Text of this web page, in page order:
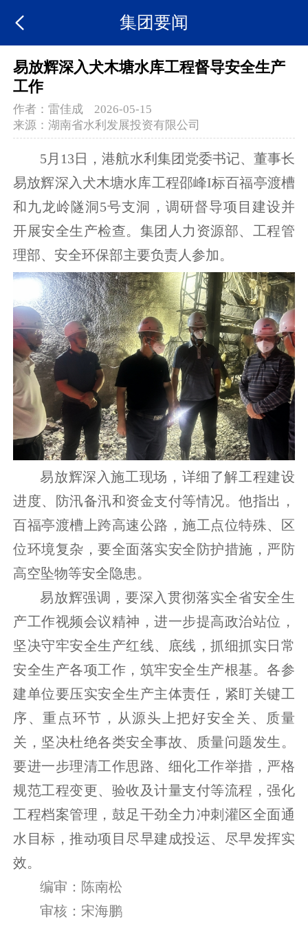
集团要闻
易放辉深入犬木塘水库工程督导安全生产
工作
作者：雷佳成
2026-05-15
来源：湖南省水利发展投资有限公司
5月13日，港航水利集团党委书记、董事长
易放辉深入犬木塘水库工程邵峰I标百福亭渡槽
和九龙岭隧洞5号支洞， 调研督导项目建设并
开展安全生产检查。集团人力资源部、工程管
理部、安全环保部主要负责人参加。
易放辉深入施工现场，详细了解工程建设
进度、防汛备汛和资金支付等情况。他指出，
百福亭渡槽上跨高速公路，施工点位特殊、区
位环境复杂，要全面落实安全防护措施，严防
高空坠物等安全隐患。
易放辉强调，要深入贯彻落实全省安全生
产工作视频会议精神，进一步提高政治站位，
坚决守牢安全生产红线、底线，抓细抓实日常
安全生产各项工作，筑牢安全生产根基。各参
建单位要压实安全生产主体责任，紧盯关键工
序、重点环节，从源头上把好安全关、质量
关，坚决杜绝各类安全事故、质量问题发生。
要进一步理清工作思路、细化工作举措，严格
规范工程变更、验收及计量支付等流程，强化
工程档案管理，鼓足干劲全力冲刺灌区全面通
水目标，推动项目尽早建成投运、尽早发挥实
效。
编审：陈南松
审核：宋海鹏